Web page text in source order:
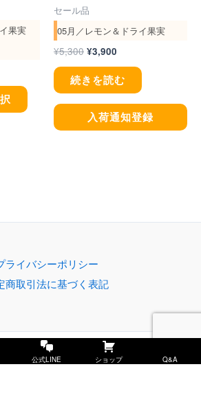
果実
エ
ー
す。
オ
シ
セール品
05月／レモン＆ドライ果実
¥5,300 ¥3,900
続きを読む
入荷通知登録
ライバシーポリシー
商取引法に基づく表記
かん家ゆがわらーもんがわアグリー
公式LINE ショップ Q&A